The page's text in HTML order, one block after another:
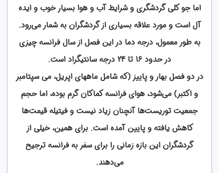
اما جو کلی گردشگری و شرایط آب و هوا بسیار خوب و ایده
آل است و مورد علاقه بسیاری از گردشگران به شمار می‌رود.
به طور معمول، درجه دما در این فصل از سال فرانسه چیزی
در حدود 16 تا 24 درجه سانتیگراد است.
در دو فصل بهار و پاییز (که شامل ماههای اپریل، می سپتامبر
و اکتبر) می‌شود، هوای فرانسه کماکان گرم بوده، اما حجم
جمعیت توریست‌ها آنچنان زیاد نیست و فیتیله قیمت‌ها
کاهش یافته و پایین آمده است. برای همین، خیلی از
گردشگران این بازه زمانی را برای سفر به فرانسه ترجیح
می‌دهند.